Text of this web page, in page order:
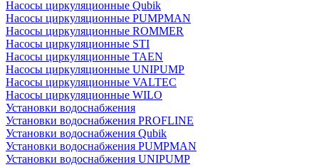
Насосы циркуляционные Qubik
Насосы циркуляционные PUMPMAN
Насосы циркуляционные ROMMER
Насосы циркуляционные STI
Насосы циркуляционные TAEN
Насосы циркуляционные UNIPUMP
Насосы циркуляционные VALTEC
Насосы циркуляционные WILO
Установки водоснабжения
Установки водоснабжения PROFLINE
Установки водоснабжения Qubik
Установки водоснабжения PUMPMAN
Установки водоснабжения UNIPUMP